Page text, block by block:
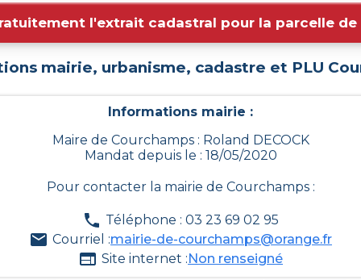
l'extrait cadastral pour la parcelle de
mairie, urbanisme, cadastre et PLU
Informations mairie :
Maire de Courchamps : Roland DECOCK
Mandat depuis le : 18/05/2020
Pour contacter la mairie de Courchamps:
Téléphone : 03 23 69 02 95
Courriel :mairie-de-courchamps@orange.fr
Site internet : Non renseigné